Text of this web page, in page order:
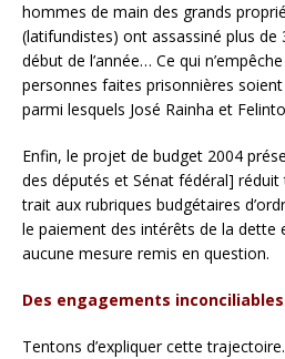
hommes de main des grands
(latifundistes) ont assassiné plus de
début de l’année… Ce qui
personnes faites prisonnières
parmi lesquels José Rainha et
Enfin, le projet de budget 2004
des députés et Sénat fédéral]
trait aux rubriques budgétaires
le paiement des intérêts de la dette
aucune mesure remis en question.
Des engagements inconciliables
Tentons d’expliquer cette